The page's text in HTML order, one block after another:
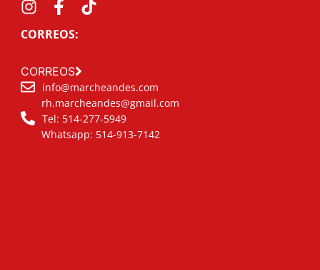
CORREOS:
CORREOS
info@marcheandes.com
rh.marcheandes@gmail.com
Tel: 514-277-5949
Whatsapp: 514-913-7142